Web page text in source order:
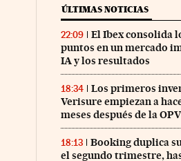
ÚLTIMAS NOTICIAS
22:09
El Ibex consolida
puntos en un mercado
IA y los resultados
18:34
Los primeros
Verisure empiezan a
meses después de la OPV
18:13
Booking duplica
el segundo trimestre,